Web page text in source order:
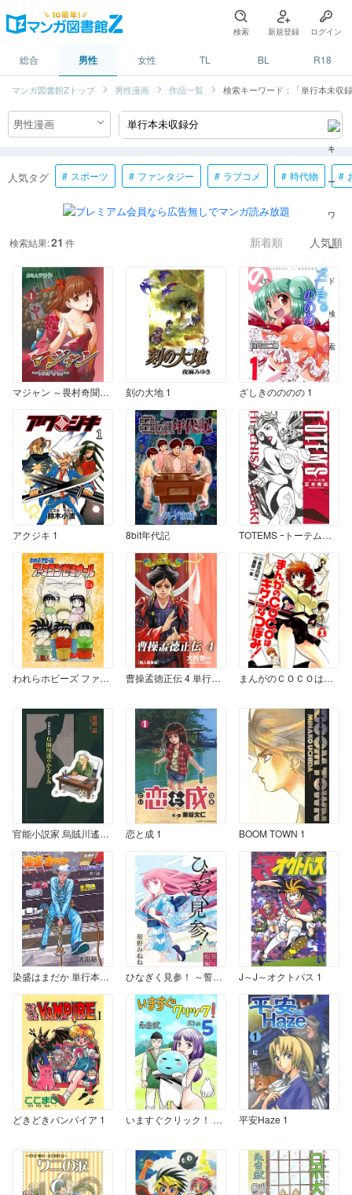
検索 新規登録 ログイン
総合 男性 女性 TL BL R18
マンガ図書館Zトップ 男性漫画 作品一覧 検索キーワード：「単行本未収
人気タグ スポーツ ファンタジー ラブコメ 時代物
検索結果:21 件 新着順 人気順
マジャン ～畏村奇聞～ 1 刻の大地 1 ざしきのののの 1
アクジキ 1 8bit年代記 TOTEMS ｰトーテムズｰ 1
われらホビーズ ファミコンゼミナール Ex 曹操孟徳正伝 4 単行本未収録巻 まんがのＣＯＣＯはキケンなつぼみ！ 1
官能小説家 烏賊川遙のかなしみ 恋と成 1 BOOM TOWN 1
染盛はまだか 単行本未収録作品集 1 ひなぎく見参！ ～誓いの桜編～ J～J～オクトパス 1
どきどきバンパイア 1 いますぐクリック！ 幻の5 平安Haze 1